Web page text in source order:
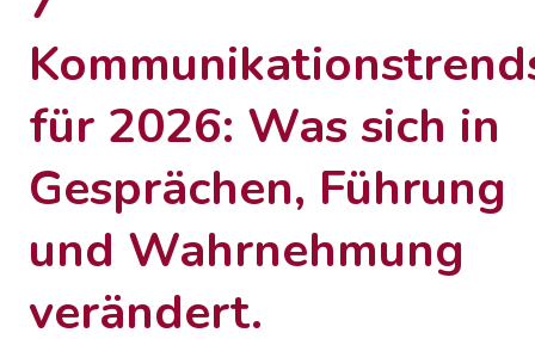
für 2026: Was sich in
Gesprächen, Führung
und Wahrnehmung
verändert.